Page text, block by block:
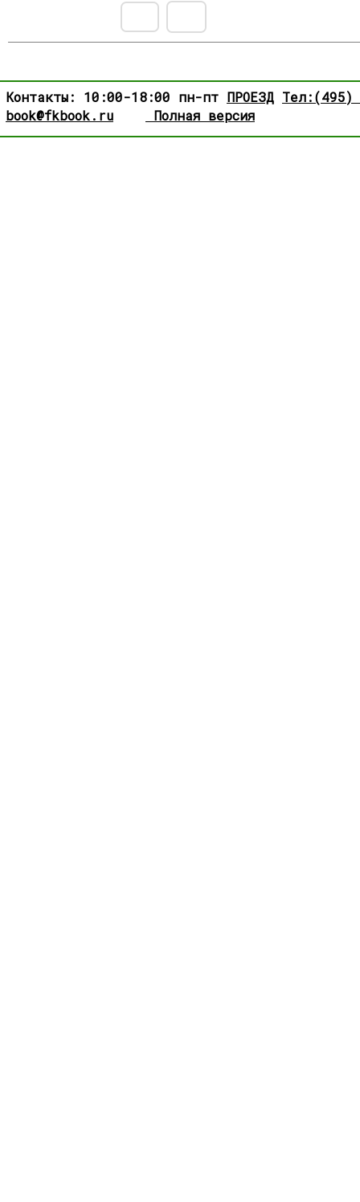
Контакты: 10:00-18:00 пн-пт ПРОЕЗД Тел:(495)
book@fkbook.ru
Полная версия